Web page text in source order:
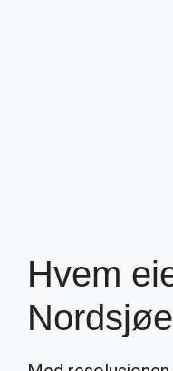
Hvem